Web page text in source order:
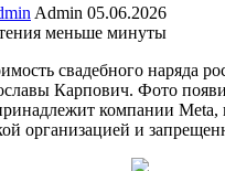
Admin Send
an
05.06.2026
меньше минуты
свадебного наряда
Карпович. Фото
компании Meta,
организацией и